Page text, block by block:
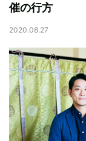
催の行方
2020.08.27